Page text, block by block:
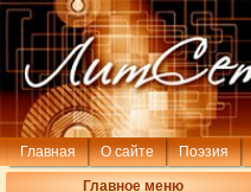
Главная О сайте Поэзия
Главное меню